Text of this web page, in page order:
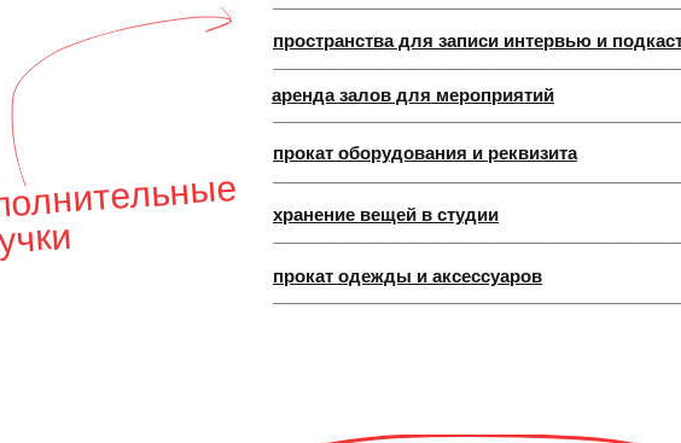
пространства для записи интервью и
хранение вещей в студии
прокат одежды и аксессуаров
аренда залов для мероприятий
прокат оборудования и реквизита